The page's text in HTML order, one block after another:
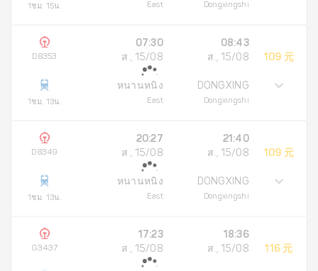
1ชม. 15น. East Dongxingshi
D8353
1ชม. 13น.
07:30
ส., 15/08
หนานหนิง
East
08:43
ส., 15/08
DONGXING
Dongxingshi
109 元
D8349
1ชม. 13น.
20:27
ส., 15/08
หนานหนิง
East
21:40
ส., 15/08
DONGXING
Dongxingshi
109 元
G3437
17:23
ส., 15/08
18:36
ส., 15/08
116 元